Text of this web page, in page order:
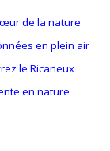
de la nature
en plein air
le Ricaneux
en nature